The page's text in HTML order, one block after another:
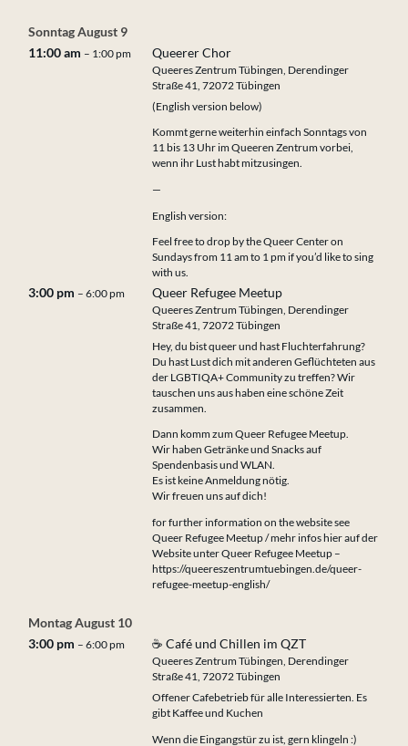
Sonntag August 9
11:00 am – 1:00 pm Queerer Chor
Queeres Zentrum Tübingen, Derendinger
Straße 41, 72072 Tübingen
(English version below)
Kommt gerne weiterhin einfach Sonntags von
11 bis 13 Uhr im Queeren Zentrum vorbei,
wenn ihr Lust habt mitzusingen.
—
English version:
Feel free to drop by the Queer Center on
Sundays from 11 am to 1 pm if you’d like to sing
with us.
3:00 pm – 6:00 pm Queer Refugee Meetup
Queeres Zentrum Tübingen, Derendinger
Straße 41, 72072 Tübingen
Hey, du bist queer und hast Fluchterfahrung?
Du hast Lust dich mit anderen Geflüchteten aus
der LGBTIQA+ Community zu treffen? Wir
tauschen uns aus haben eine schöne Zeit
zusammen.
Dann komm zum Queer Refugee Meetup.
Wir haben Getränke und Snacks auf
Spendenbasis und WLAN.
Es ist keine Anmeldung nötig.
Wir freuen uns auf dich!
for further information on the website see
Queer Refugee Meetup / mehr infos hier auf der
Website unter Queer Refugee Meetup –
https://queereszentrumtuebingen.de/queer-
refugee-meetup-english/
Montag August 10
3:00 pm – 6:00 pm ☕ Café und Chillen im QZT
Queeres Zentrum Tübingen, Derendinger
Straße 41, 72072 Tübingen
Offener Cafebetrieb für alle Interessierten. Es
gibt Kaffee und Kuchen
Wenn die Eingangstür zu ist, gern klingeln :)